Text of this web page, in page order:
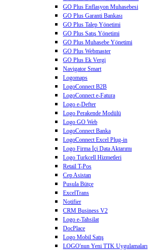
GO Plus Enflasyon Muhasebesi
GO Plus Garanti Bankası
GO Plus Talep Yönetimi
GO Plus Satış Yönetimi
GO Plus Muhasebe Yönetimi
GO Plus Webmaster
GO Plus Ek Vergi
Navigator Smart
Logomaps
LogoConnect B2B
LogoConnect e-Fatura
Logo e-Defter
Logo Perakende Modülü
Logo GO Web
LogoConnect Banka
LogoConnect Excel Plug-in
Logo Firma İçi Data Aktarımı
Logo Turkcell Hizmetleri
Retail T-Pos
Cep Asistan
Pusula Bütçe
ExcelTrans
Notifier
CRM Business V2
Logo e-Tahsilat
DocPlace
Logo Mobil Satış
LOGO'nun Yeni TTK Uygulamaları